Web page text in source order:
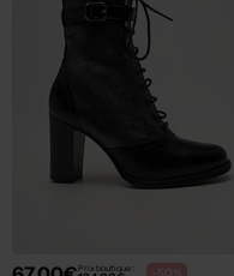
Prix boutique :